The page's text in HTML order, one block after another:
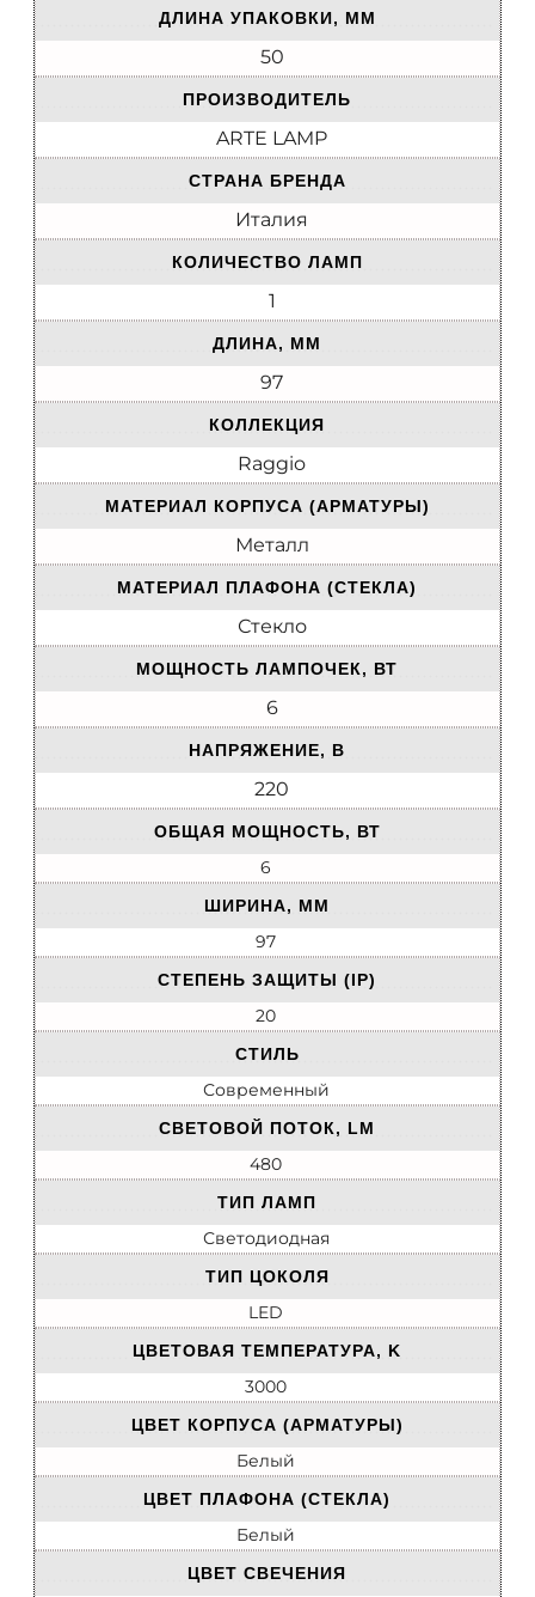
ДЛИНА УПАКОВКИ, ММ
50
ПРОИЗВОДИТЕЛЬ
ARTE LAMP
СТРАНА БРЕНДА
Италия
КОЛИЧЕСТВО ЛАМП
1
ДЛИНА, ММ
97
КОЛЛЕКЦИЯ
Raggio
МАТЕРИАЛ КОРПУСА (АРМАТУРЫ)
Металл
МАТЕРИАЛ ПЛАФОНА (СТЕКЛА)
Стекло
МОЩНОСТЬ ЛАМПОЧЕК, ВТ
6
НАПРЯЖЕНИЕ, В
220
ОБЩАЯ МОЩНОСТЬ, ВТ
6
ШИРИНА, ММ
97
СТЕПЕНЬ ЗАЩИТЫ (IP)
20
СТИЛЬ
Современный
СВЕТОВОЙ ПОТОК, LM
480
ТИП ЛАМП
Светодиодная
ТИП ЦОКОЛЯ
LED
ЦВЕТОВАЯ ТЕМПЕРАТУРА, K
3000
ЦВЕТ КОРПУСА (АРМАТУРЫ)
Белый
ЦВЕТ ПЛАФОНА (СТЕКЛА)
Белый
ЦВЕТ СВЕЧЕНИЯ